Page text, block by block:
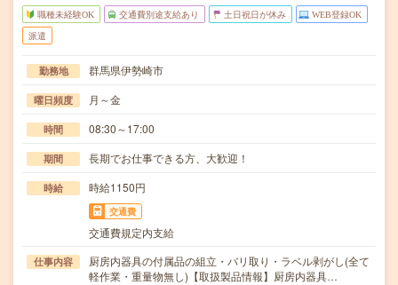
職種未経験OK 交通費別途支給あり 土日祝日が休み WEB登録OK
派遣
勤務地 群馬県伊勢崎市
曜日頻度 月～金
時間 08:30～17:00
期間 長期でお仕事できる方、大歓迎！
時給 時給1150円
交通費
交通費規定内支給
仕事内容
厨房内器具の付属品の組立・バリ取り・ラベル剥がし(全て
軽作業・重量物無し)【取扱製品情報】厨房内器具…